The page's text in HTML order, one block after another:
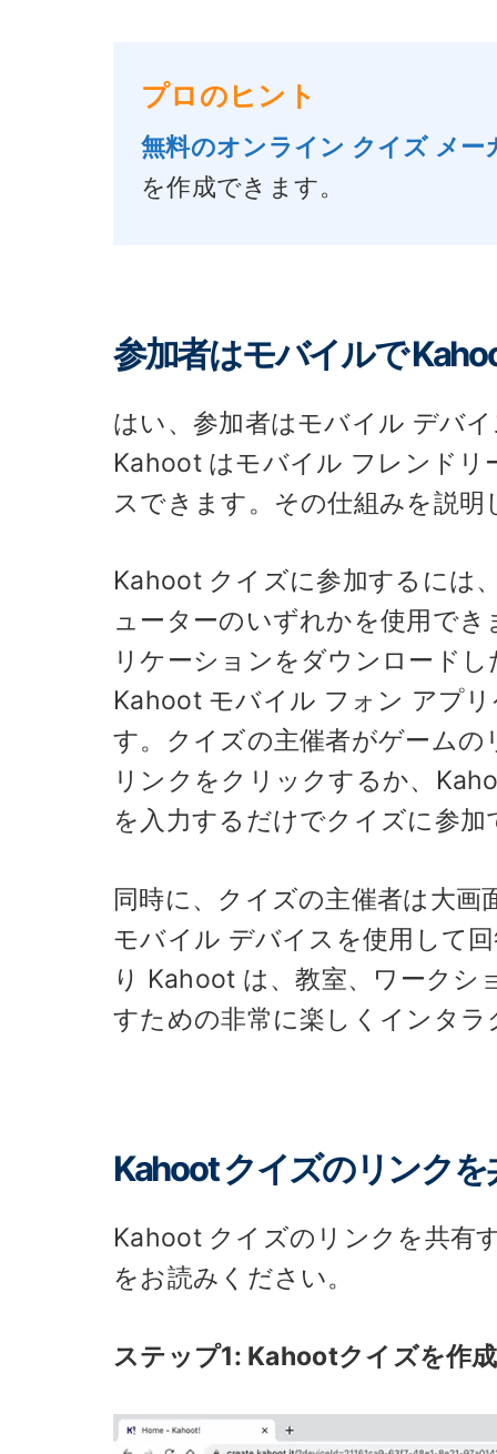
プロのヒント
無料のオンライン クイズ メー
を作成できます。
参加者はモバイルで
はい、参加者はモバイル デバ
Kahoot はモバイル フレンドリ
スできます。その仕組みを説明
Kahoot クイズに参加するには
ューターのいずれかを使用で
リケーションをダウンロード
Kahoot モバイル フォン アプ
す。クイズの主催者がゲーム
リンクをクリックするか、
を入力するだけでクイズに参加
同時に、クイズの主催者は大
モバイル デバイスを使用して
り Kahoot は、教室、ワーク
すための非常に楽しくインタ
Kahoot クイズのリンク
Kahoot クイズのリンクを共有
をお読みください。
ステップ1: Kahootクイズを作